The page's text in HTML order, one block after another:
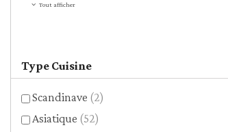
Tout afficher
Type Cuisine
Scandinave (2)
Asiatique (52)